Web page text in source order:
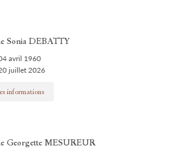
Sonia DEBATTY
avril 1960
juillet 2026
informations
Georgette MESUREUR